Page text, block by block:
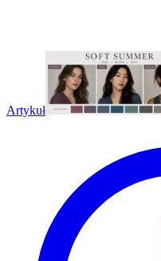
Artykuł